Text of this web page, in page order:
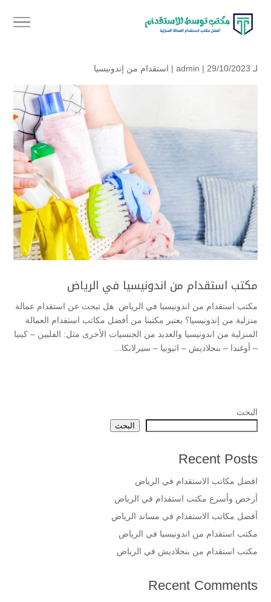
لـ admin | 29/10/2023 | استقدام من إندونيسيا
مكتب استقدام من اندونيسيا في الرياض
مكتب استقدام من اندونيسيا في الرياض هل تبحث عن استقدام عمالة
منزلية من إندونيسيا؟ يعتبر مكتبنا من أفضل مكاتب استقدام العمالة
المنزلية من اندونيسيا والعديد من الجنسيات الأخرى مثل: الفلبين – كينيا
– أوغندا – بنجلاديش – اثيوبيا – سيرلانكا...
البحث
البحث
Recent Posts
افضل مكاتب الاستقدام في الرياض
أرخص وأسرع مكتب استقدام في الرياض
أفضل مكاتب الاستقدام في مساند الرياض
مكتب استقدام من اندونيسيا في الرياض
مكتب استقدام من بنجلاديش في الرياض
Recent Comments